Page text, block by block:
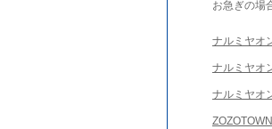
お急ぎの場
ナルミヤオ
ナルミヤオ
ナルミヤオ